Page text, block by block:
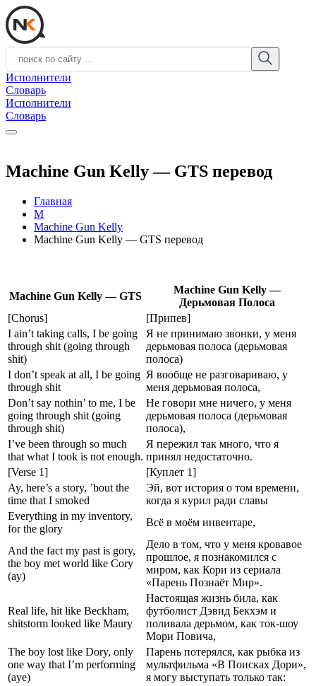
Исполнители
Словарь
Исполнители
Словарь
Machine Gun Kelly — GTS перевод
Главная
M
Machine Gun Kelly
Machine Gun Kelly — GTS перевод
Machine Gun Kelly — GTS
Machine Gun Kelly —
Дерьмовая Полоса
[Chorus]
[Припев]
I ain’t taking calls, I be going
through shit (going through
shit)
Я не принимаю звонки, у меня
дерьмовая полоса (дерьмовая
полоса)
I don’t speak at all, I be going
through shit
Я вообще не разговариваю, у
меня дерьмовая полоса,
Don’t say nothin’ to me, I be
going through shit (going
through shit)
Не говори мне ничего, у меня
дерьмовая полоса (дерьмовая
полоса),
I’ve been through so much
that what I took is not enough.
Я пережил так много, что я
принял недостаточно.
[Verse 1]
[Куплет 1]
Ay, here’s a story, ’bout the
time that I smoked
Эй, вот история о том времени,
когда я курил ради славы
Everything in my inventory,
for the glory
Всё в моём инвентаре,
And the fact my past is gory,
the boy met world like Cory
(ay)
Дело в том, что у меня кровавое
прошлое, я познакомился с
миром, как Кори из сериала
«Парень Познаёт Мир».
Real life, hit like Beckham,
shitstorm looked like Maury
Настоящая жизнь била, как
футболист Дэвид Бекхэм и
поливала дерьмом, как ток-шоу
Мори Повича,
The boy lost like Dory, only
one way that I’m performing
(aye)
Парень потерялся, как рыбка из
мультфильма «В Поисках Дори»,
я могу выступать только так: